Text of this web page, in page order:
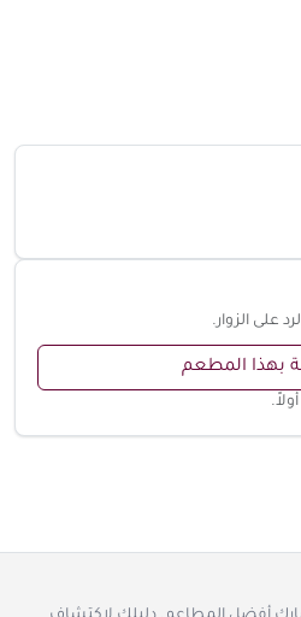
على الزوار.
بهذا المطعم